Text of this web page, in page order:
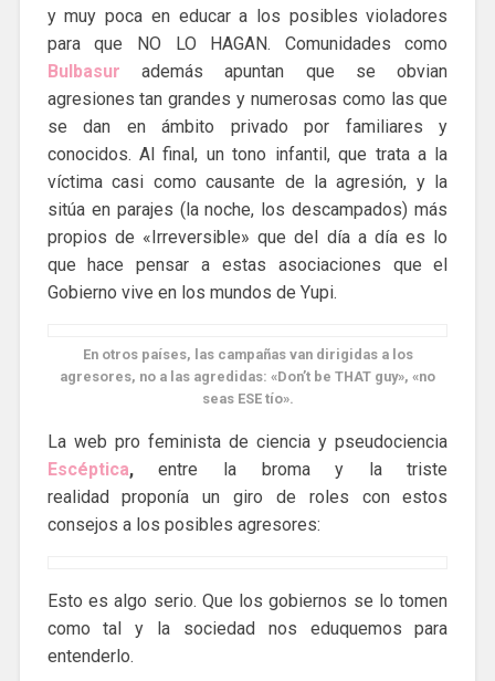
y muy poca en educar a los posibles violadores
para que NO LO HAGAN. Comunidades como
Bulbasur además apuntan que se obvian
agresiones tan grandes y numerosas como las que
se dan en ámbito privado por familiares y
conocidos. Al final, un tono infantil, que trata a la
víctima casi como causante de la agresión, y la
sitúa en parajes (la noche, los descampados) más
propios de «Irreversible» que del día a día es lo
que hace pensar a estas asociaciones que el
Gobierno vive en los mundos de Yupi.
En otros países, las campañas van dirigidas a los
agresores, no a las agredidas: «Don’t be THAT guy», «no
seas ESE tío».
La web pro feminista de ciencia y pseudociencia
Escéptica,entre la broma y la triste
realidad proponía un giro de roles con estos
consejos a los posibles agresores:
Esto es algo serio. Que los gobiernos se lo tomen
como tal y la sociedad nos eduquemos para
entenderlo.